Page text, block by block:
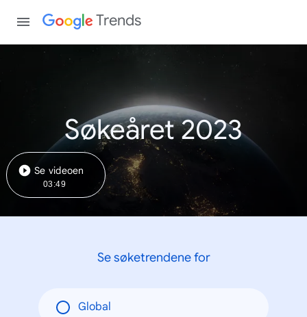
Trends
Søkeåret 2023
Se videoen
03:49
Se søketrendene for
Global